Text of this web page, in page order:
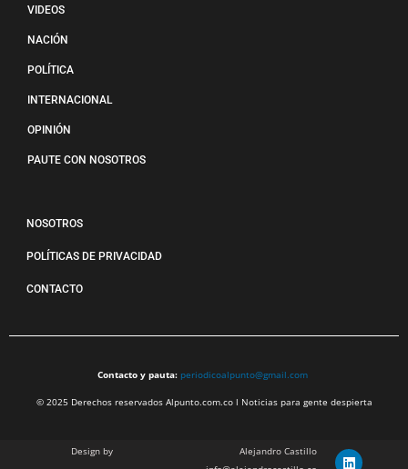
VIDEOS
NACIÓN
POLÍTICA
INTERNACIONAL
OPINIÓN
PAUTE CON NOSOTROS
NOSOTROS
POLÍTICAS DE PRIVACIDAD
CONTACTO
Contacto y pauta: periodicoalpunto@gmail.com
© 2025 Derechos reservados Alpunto.com.co l Noticias para gente despierta
Design by
Alejandro Castillo